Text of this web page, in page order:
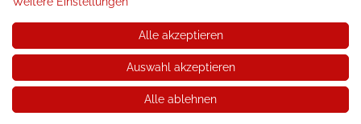
ANLEITUNGEN
Montageanleitungen
© Copyright 2026 tuning-art.com GmbH. Alle Rechte
vorbehalten.
* gilt für Lieferungen innerhalb Deutschlands, Lieferkosten und
Alle akzeptieren
Auswahl akzeptieren
Alle ablehnen